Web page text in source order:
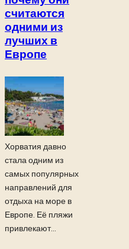
считаются
одними из
лучших в
Европе
Хорватия давно
стала одним из
самых популярных
направлений для
отдыха на море в
Европе. Её пляжи
привлекают...